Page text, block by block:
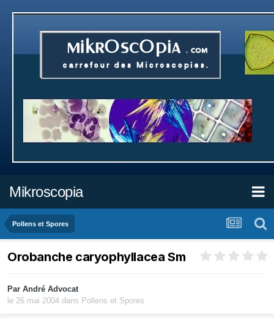
Mikroscopia
Pollens et Spores
Orobanche caryophyllacea Sm
Par André Advocat
le 26 mai 2004 dans Pollens et Spores